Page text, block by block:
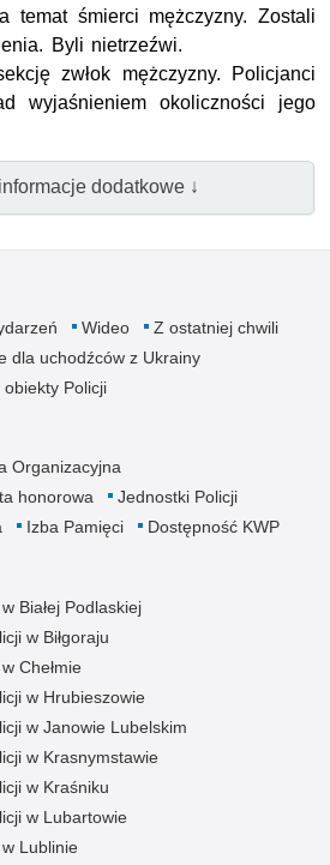
temat śmierci mężczyzny. Zostali
Byli nietrzeźwi.
zwłok mężczyzny. Policjanci
wyjaśnieniem okoliczności jego
dodatkowe ↓
Wideo
Z ostatniej chwili
dla uchodźców z Ukrainy
Policji
Organizacyjna
honorowa
Jednostki Policji
Izba Pamięci Dostępność KWP
Białej Podlaskiej
w Biłgoraju
Chełmie
w Hrubieszowie
w Janowie Lubelskim
w Krasnymstawie
w Kraśniku
w Lubartowie
Lublinie